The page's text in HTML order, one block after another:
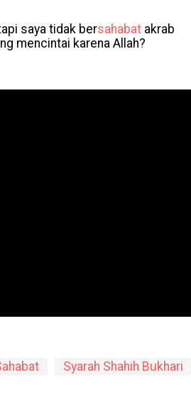
saya tidak bersahabatakrab
mencintai karena Allah?
Syarah Shahih Bukhari